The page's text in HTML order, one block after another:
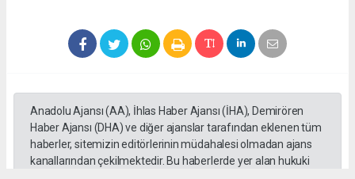
Anadolu Ajansı (AA), İhlas Haber Ajansı (İHA), Demirören
Haber Ajansı (DHA) ve diğer ajanslar tarafından eklenen tüm
haberler, sitemizin editörlerinin müdahalesi olmadan ajans
kanallarından çekilmektedir. Bu haberlerde yer alan hukuki